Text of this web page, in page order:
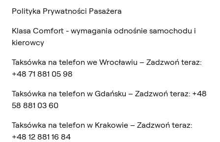
Polityka Prywatności Pasażera
Klasa Comfort - wymagania odnośnie samochodu i
kierowcy
Taksówka na telefon we Wrocławiu – Zadzwoń teraz:
+48 71 881 05 98
Taksówka na telefon w Gdańsku – Zadzwoń teraz: +48
58 881 03 60
Taksówka na telefon w Krakowie – Zadzwoń teraz:
+48 12 881 16 84